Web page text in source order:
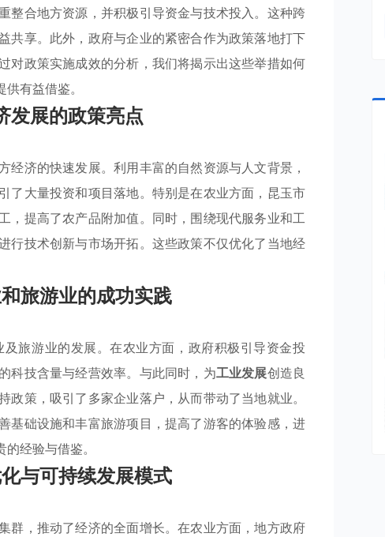
整合地方资源，并积极引导资金与技术投入。这种跨
共享。此外，政府与企业的紧密合作为政策落地打下
对政策实施成效的分析，我们将揭示出这些举措如何
有益借鉴。
发展的政策亮点
经济的快速发展。利用丰富的自然资源与人文背景，
了大量投资和项目落地。特别是在农业方面，昆玉市
，提高了农产品附加值。同时，围绕现代服务业和工
行技术创新与市场开拓。这些政策不仅优化了当地经
旅游业的成功实践
及旅游业的发展。在农业方面，政府积极引导资金投
科技含量与经营效率。与此同时，为工业发展创造良
策，吸引了多家企业落户，从而带动了当地就业。
基础设施和丰富旅游项目，提高了游客的体验感，进
经验与借鉴。
与可持续发展模式
群，推动了经济的全面增长。在农业方面，地方政府